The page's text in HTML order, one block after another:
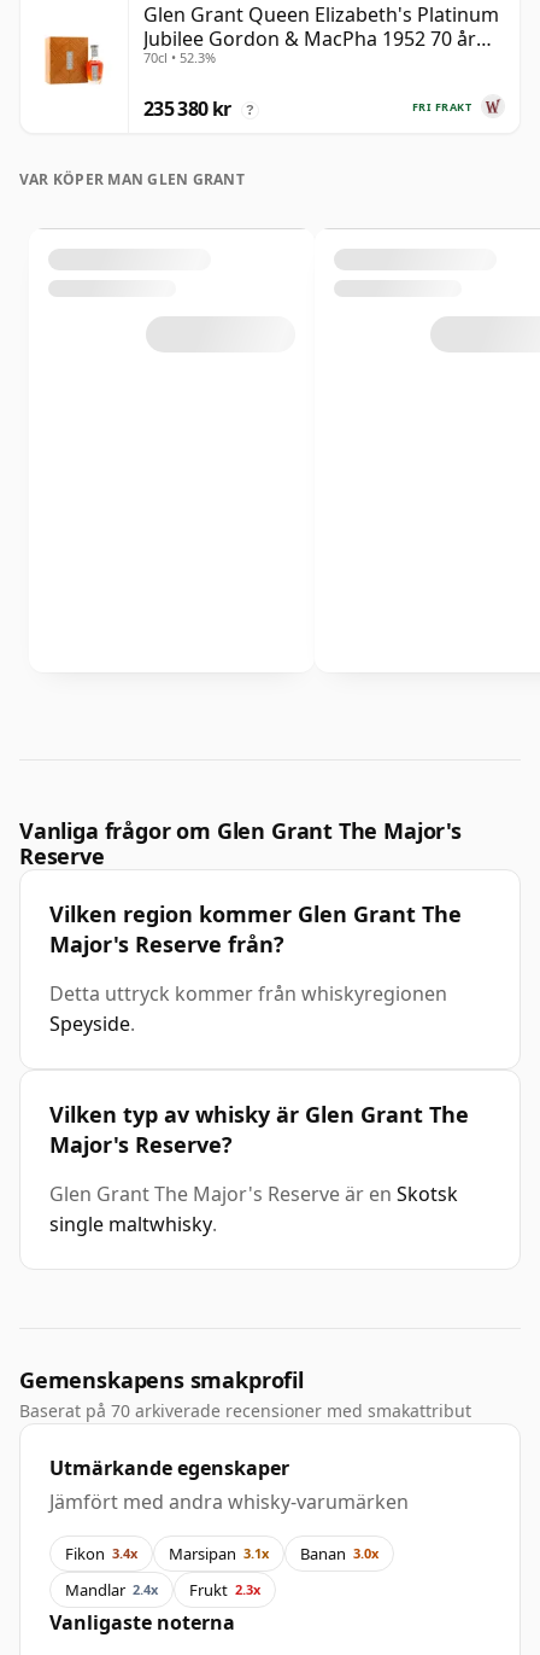
Glen Grant Queen Elizabeth's Platinum
Jubilee Gordon & MacPha 1952 70 år
gammal
70cl • 52.3%
FRI FRAKT
235 380 kr ?
VAR KÖPER MAN GLEN GRANT
Vanliga frågor om Glen Grant The Major's
Reserve
Vilken region kommer Glen Grant The
Major's Reserve från?
Detta uttryck kommer från whiskyregionen
Speyside.
Vilken typ av whisky är Glen Grant The
Major's Reserve?
Glen Grant The Major's Reserve är en Skotsk
single maltwhisky.
Gemenskapens smakprofil
Baserat på 70 arkiverade recensioner med smakattribut
Utmärkande egenskaper
Jämfört med andra whisky-varumärken
Fikon 3.4x Marsipan 3.1x Banan 3.0x
Mandlar 2.4x Frukt 2.3x
Vanligaste noterna